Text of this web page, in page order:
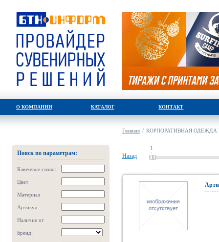
О КОМПАНИИ КАТАЛОГ КОНТАКТ
Поиск по параметрам:
Ключевое слово:
Цвет
Материал
Артикул
Наличие от
Бренд:
Главная / КОРПОРАТИВНАЯ ОДЕЖДА
Назад
1